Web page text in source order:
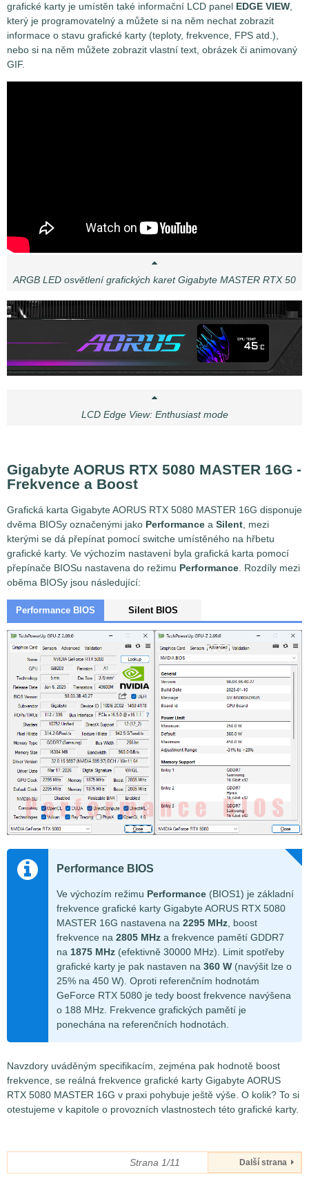
grafické karty je umístěn také informační LCD panel EDGE VIEW
který je programovatelný a můžete si na něm nechat zobrazit
informace o stavu grafické karty (teploty, frekvence, FPS atd.),
nebo si na něm můžete zobrazit vlastní text, obrázek či animovaný
GIF.
ARGB LED osvětlení grafických karet Gigabyte MASTER RTX 50
LCD Edge View: Enthusiast mode
Gigabyte AORUS RTX 5080 MASTER 16G -
Frekvence a Boost
Grafická karta Gigabyte AORUS RTX 5080 MASTER 16G disponuje
dvěma BIOSy označenými jako Performance a Silent , mezi
kterými se dá přepínat pomocí switche umístěného na hřbetu
grafické karty. Ve výchozím nastavení byla grafická karta pomocí
přepínače BIOSu nastavena do režimu Performance . Rozdíly mezi
oběma BIOSy jsou následující:
Performance BIOS Silent BIOS
Performance BIOS
Ve výchozím režimu Performance (BIOS1) je základní
frekvence grafické karty Gigabyte AORUS RTX 5080
MASTER 16G nastavena na 2295 MHz, boost
frekvence na 2805 MHz a frekvence pamětí GDDR7
na 1875 MHz (efektivně 30000 MHz). Limit spotřeby
grafické karty je pak nastaven na 360 W (navýšit lze o
25% na 450 W). Oproti referenčním hodnotám
GeForce RTX 5080 je tedy boost frekvence navýšena
o 188 MHz. Frekvence grafických pamětí je
ponechána na referenčních hodnotách.
Navzdory uváděným specifikacím, zejména pak hodnotě boost
frekvence, se reálná frekvence grafické karty Gigabyte AORUS
RTX 5080 MASTER 16G v praxi pohybuje ještě výše. O kolik? To si
otestujeme v kapitole o provozních vlastnostech této grafické karty.
Strana 1/11 Další strana